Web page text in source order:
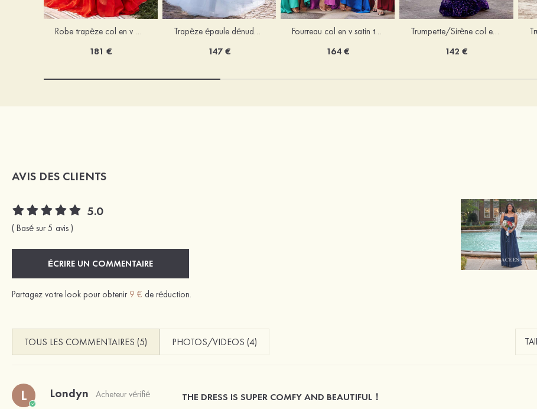
Robe trapèze col en v mousseline ras du sol robe de bal
181 €
Trapèze épaule dénudée tulle ras du sol robe de bal
147 €
Fourreau col en v satin traîne balayage robe de bal
164 €
Trumpette/Sirène col en v velours paillettes traîne balayage robe de bal
142 €
AVIS DES CLIENTS
5.0
( Basé sur 5 avis )
ÉCRIRE UN COMMENTAIRE
Partagez votre look pour obtenir 9 € de réduction.
TOUS LES COMMENTAIRES (5) PHOTOS/VIDEOS (4)
L Londyn Acheteur vérifié THE DRESS IS SUPER COMFY AND BEAUTIFUL！